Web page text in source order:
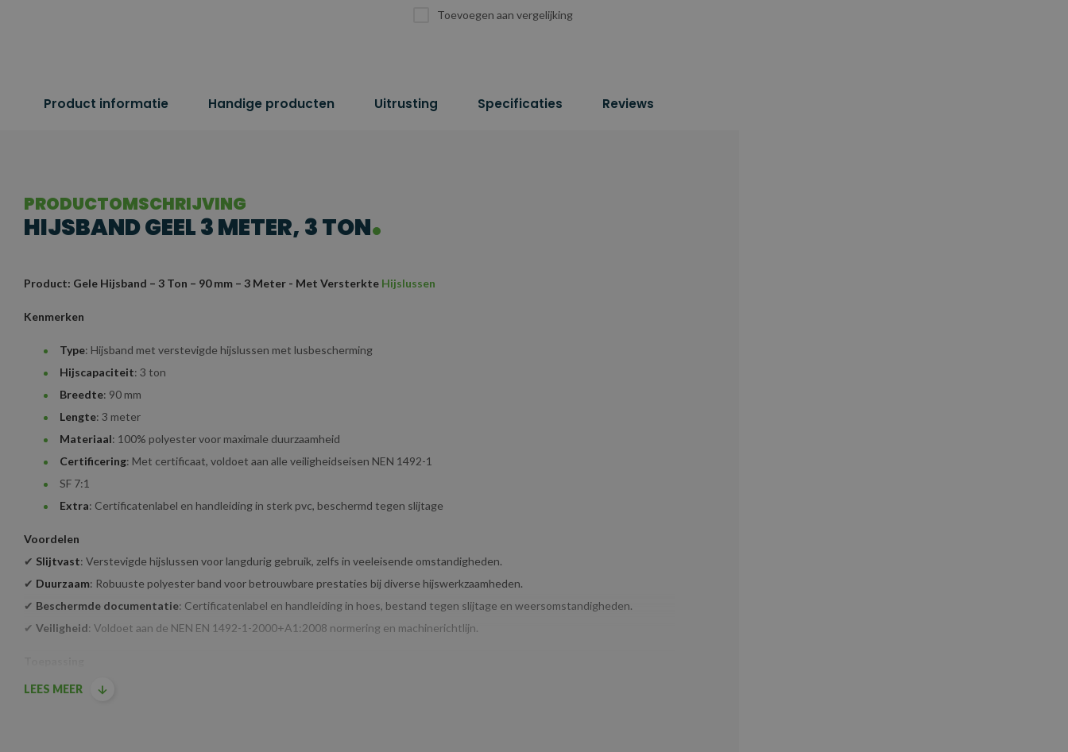
Toevoegen aan vergelijking
Product informatie Handige producten Uitrusting Specificaties Reviews
PRODUCTOMSCHRIJVING
HIJSBAND GEEL 3 METER, 3 TON
Product: Gele Hijsband – 3 Ton – 90 mm – 3 Meter - Met Versterkte Hijslussen
Kenmerken
Type: Hijsband met verstevigde hijslussen met lusbescherming
Hijscapaciteit: 3 ton
Breedte: 90 mm
Lengte: 3 meter
Materiaal: 100% polyester voor maximale duurzaamheid
Certificering: Met certificaat, voldoet aan alle veiligheidseisen NEN 1492-1
SF 7:1
Extra: Certificatenlabel en handleiding in sterk pvc, beschermd tegen slijtage
Voordelen
✔ Slijtvast: Verstevigde hijslussen voor langdurig gebruik, zelfs in veeleisende omstandigheden.
✔ Duurzaam: Robuuste polyester band voor betrouwbare prestaties bij diverse hijswerkzaamheden.
✔ Beschermde documentatie: Certificatenlabel en handleiding in hoes, bestand tegen slijtage en weersomstandigheden.
✔ Veiligheid: Voldoet aan de NEN EN 1492-1-2000+A1:2008 normering en machinerichtlijn.
Intensief hijswerk in industriële omgevingen
LEES MEER